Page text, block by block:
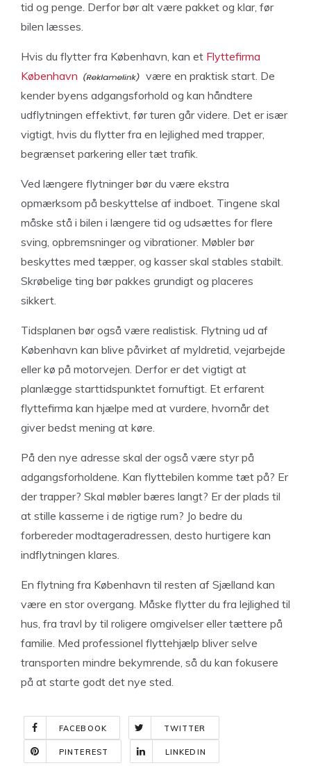
tid og penge. Derfor bør alt være pakket og klar, før
bilen læsses.
Hvis du flytter fra København, kan et Flyttefirma
København
være en praktisk start. De
kender byens adgangsforhold og kan håndtere
udflytningen effektivt, før turen går videre. Det er især
vigtigt, hvis du flytter fra en lejlighed med trapper,
begrænset parkering eller tæt trafik.
Ved længere flytninger bør du være ekstra
opmærksom på beskyttelse af indboet. Tingene skal
måske stå i bilen i længere tid og udsættes for flere
sving, opbremsninger og vibrationer. Møbler bør
beskyttes med tæpper, og kasser skal stables stabilt.
Skrøbelige ting bør pakkes grundigt og placeres
sikkert.
Tidsplanen bør også være realistisk. Flytning ud af
København kan blive påvirket af myldretid, vejarbejde
eller kø på motorvejen. Derfor er det vigtigt at
planlægge starttidspunktet fornuftigt. Et erfarent
flyttefirma kan hjælpe med at vurdere, hvornår det
giver bedst mening at køre.
På den nye adresse skal der også være styr på
adgangsforholdene. Kan flyttebilen komme tæt på? Er
der trapper? Skal møbler bæres langt? Er der plads til
at stille kasserne i de rigtige rum? Jo bedre du
forbereder modtageradressen, desto hurtigere kan
indflytningen klares.
En flytning fra København til resten af Sjælland kan
være en stor overgang. Måske flytter du fra lejlighed til
hus, fra travl by til roligere omgivelser eller tættere på
familie. Med professionel flyttehjælp bliver selve
transporten mindre bekymrende, så du kan fokusere
på at starte godt det nye sted.
FACEBOOK TWITTER
PINTEREST LINKEDIN